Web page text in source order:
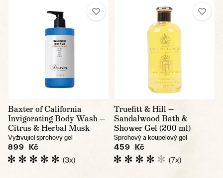
Baxter of California
Invigorating Body Wash —
Citrus & Herbal Musk
Vyživujicí sprchový gel
899 Kč
(3x)
Truefitt & Hill —
Sandalwood Bath &
Shower Gel (200 ml)
Sprchový a koupelový gel
459 Kč
(7x)